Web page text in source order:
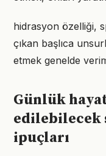
hidrasyon özelliği,
çıkan başlıca
etmek genelde
Günlük
edilebilecek
ipuçları